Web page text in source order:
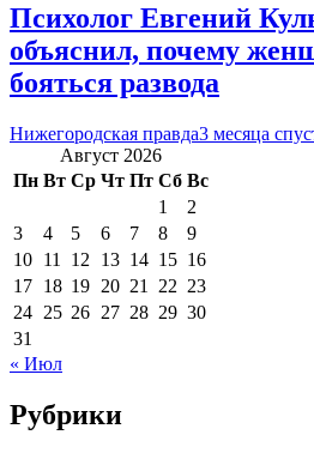
Психолог Евгений
объяснил, почему
бояться развода
Нижегородская правда3 месяца
Август 2026
Пн Вт Ср Чт Пт Сб Вс
1
2
3
4 5 6 7 8
9
10 11 12 13 14 15 16
17 18 19 20 21 22 23
24 25 26 27 28 29 30
31
« Июл
Рубрики